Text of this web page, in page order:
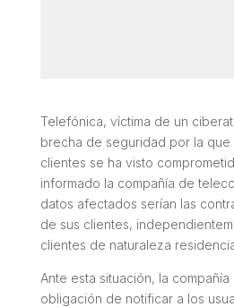
Telefónica, víctima de un
brecha de seguridad por la que
clientes se ha visto
informado la compañía de
datos afectados serían las
de sus clientes,
clientes de naturaleza
Ante esta situación, la
obligación de notificar a los